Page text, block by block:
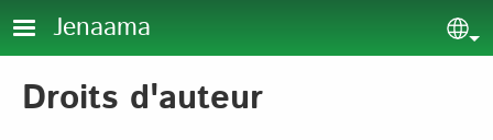
Aller au contenu principal
Jenaama
Droits d'auteur